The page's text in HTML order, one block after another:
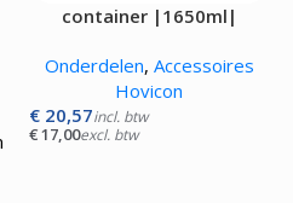
container |1650ml|
Onderdelen, Accessoires
Hovicon
€20,57incl. btw
€17,00excl. btw